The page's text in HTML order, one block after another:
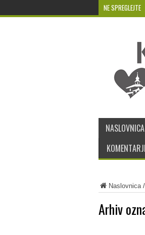
NE SPREGLEJTE
NASLOVNICA
KOMENTARJI
Naslovnica/
Arhiv